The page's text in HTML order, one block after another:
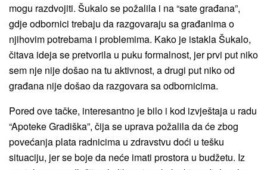
mogu razdvojiti. Šukalo se požalila i na “sate građana”,
gdje odbornici trebaju da razgovaraju sa građanima o
njihovim potrebama i problemima. Kako je istakla Šukalo,
čitava ideja se pretvorila u puku formalnost, jer prvi put niko
sem nje nije došao na tu aktivnost, a drugi put niko od
građana nije došao da razgovara sa odbornicima.
Pored ove tačke, interesantno je bilo i kod izvještaja u radu
“Apoteke Gradiška”, čija se uprava požalila da će zbog
povećanja plata radnicima u zdravstvu doći u tešku
situaciju, jer se boje da neće imati prostora u budžetu. Iz